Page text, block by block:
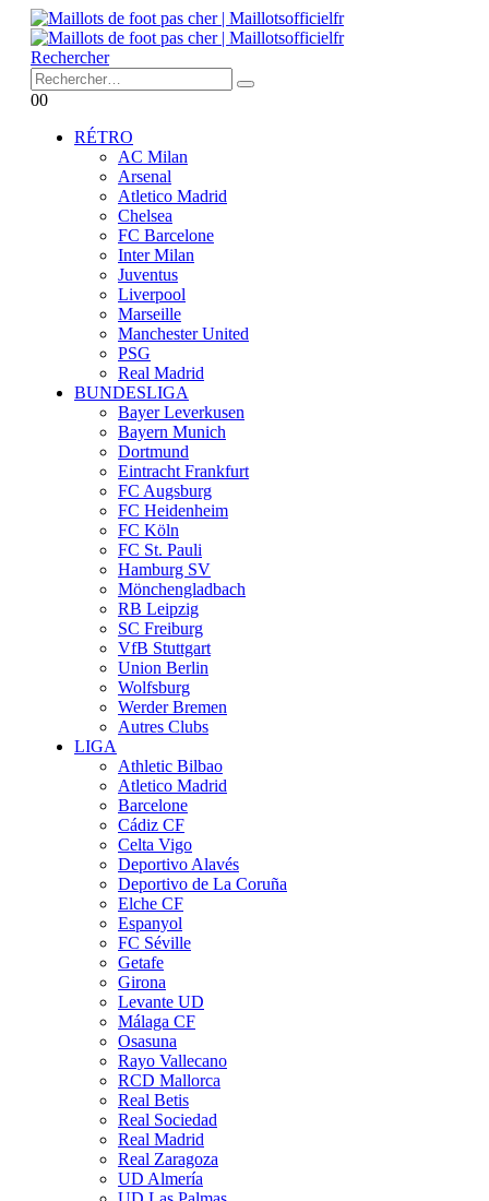
Rechercher
00
RÉTRO
AC Milan
Arsenal
Atletico Madrid
Chelsea
FC Barcelone
Inter Milan
Juventus
Liverpool
Marseille
Manchester United
PSG
Real Madrid
BUNDESLIGA
Bayer Leverkusen
Bayern Munich
Dortmund
Eintracht Frankfurt
FC Augsburg
FC Heidenheim
FC Köln
FC St. Pauli
Hamburg SV
Mönchengladbach
RB Leipzig
SC Freiburg
VfB Stuttgart
Union Berlin
Wolfsburg
Werder Bremen
Autres Clubs
LIGA
Athletic Bilbao
Atletico Madrid
Barcelone
Cádiz CF
Celta Vigo
Deportivo Alavés
Deportivo de La Coruña
Elche CF
Espanyol
FC Séville
Getafe
Girona
Levante UD
Málaga CF
Osasuna
Rayo Vallecano
RCD Mallorca
Real Betis
Real Sociedad
Real Madrid
Real Zaragoza
UD Almería